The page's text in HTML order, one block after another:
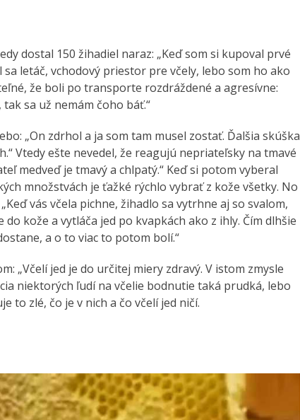
dostal 150 žihadiel naraz: „Keď som si kupoval prvé
letáč, vchodový priestor pre včely, lebo som ho ako
že boli po transporte rozdráždené a agresívne:
sa už nemám čoho báť.“
„On zdrhol a ja som tam musel zostať. Ďalšia skúška
Vtedy ešte nevedel, že reagujú nepriateľsky na tmavé
medveď je tmavý a chlpatý.“ Keď si potom vyberal
množstvách je ťažké rýchlo vybrať z kože všetky. No
vás včela pichne, žihadlo sa vytrhne aj so svalom,
kože a vytláča jed po kvapkách ako z ihly. Čím dlhšie
a o to viac to potom bolí.“
„Včelí jed je do určitej miery zdravý. V istom zmysle
niektorých ľudí na včelie bodnutie taká prudká, lebo
to zlé, čo je v nich a čo včelí jed ničí.